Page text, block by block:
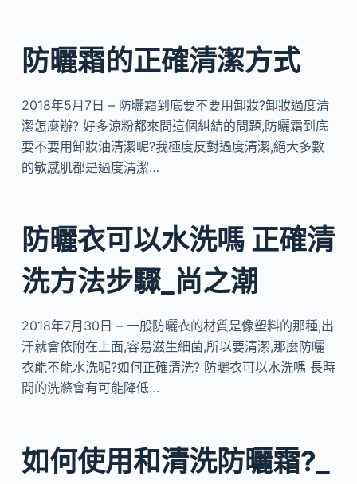
防曬霜的正確清潔方式
2018年5月7日 – 防曬霜到底要不要用卸妝?卸妝過度清
潔怎麼辦? 好多涼粉都來問這個糾結的問題,防曬霜到底
要不要用卸妝油清潔呢?我極度反對過度清潔,絕大多數
的敏感肌都是過度清潔…
防曬衣可以水洗嗎 正確清
洗方法步驟_尚之潮
2018年7月30日 – 一般防曬衣的材質是像塑料的那種,出
汗就會依附在上面,容易滋生細菌,所以要清潔,那麼防曬
衣能不能水洗呢?如何正確清洗? 防曬衣可以水洗嗎 長時
間的洗滌會有可能降低…
如何使用和清洗防曬霜?_